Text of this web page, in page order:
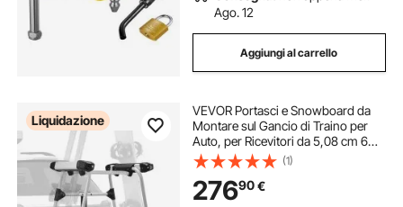
Ago. 12
Aggiungi al carrello
Liquidazione
VEVOR Portasci e Snowboard da
Montare sul Gancio di Traino per
Auto, per Ricevitori da 5,08 cm 6
Paia di Sci o 4 Snowboard, con
Serratura a Chiave, Cinghia di
Sicurezza, Accesso Inclinabile
(1)
27690€